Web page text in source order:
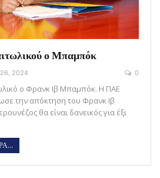
ο Μπαμπόκ
26, 2024 0
ο Φρανκ Ιβ Μπαμπόκ. Η ΠΑΕ
την απόκτηση του Φρανκ Ιβ
θα είναι δανεικός για έξι